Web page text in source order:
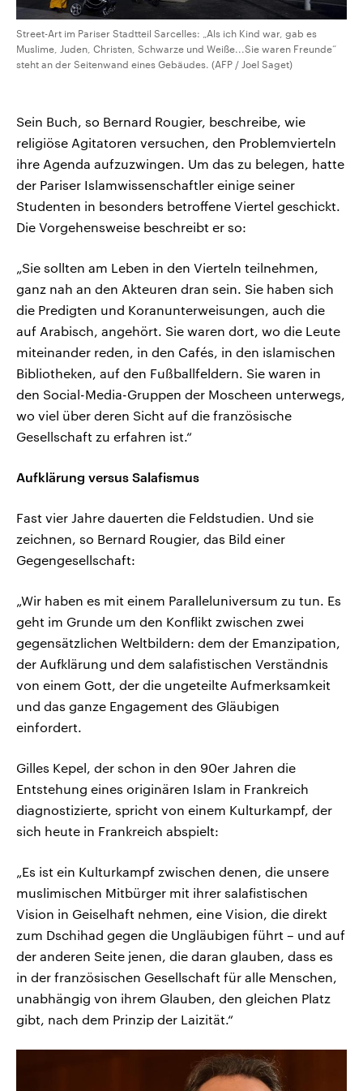
Street-Art im Pariser Stadtteil Sarcelles: „Als ich Kind war, gab es
Muslime, Juden, Christen, Schwarze und Weiße...Sie waren Freunde“
steht an der Seitenwand eines Gebäudes. (AFP / Joel Saget)
Sein Buch, so Bernard Rougier, beschreibe, wie
religiöse Agitatoren versuchen, den Problemvierteln
ihre Agenda aufzuzwingen. Um das zu belegen, hatte
der Pariser Islamwissenschaftler einige seiner
Studenten in besonders betroffene Viertel geschickt.
Die Vorgehensweise beschreibt er so:
„Sie sollten am Leben in den Vierteln teilnehmen,
ganz nah an den Akteuren dran sein. Sie haben sich
die Predigten und Koranunterweisungen, auch die
auf Arabisch, angehört. Sie waren dort, wo die Leute
miteinander reden, in den Cafés, in den islamischen
Bibliotheken, auf den Fußballfeldern. Sie waren in
den Social-Media-Gruppen der Moscheen unterwegs,
wo viel über deren Sicht auf die französische
Gesellschaft zu erfahren ist.“
Aufklärung versus Salafismus
Fast vier Jahre dauerten die Feldstudien. Und sie
zeichnen, so Bernard Rougier, das Bild einer
Gegengesellschaft:
„Wir haben es mit einem Paralleluniversum zu tun. Es
geht im Grunde um den Konflikt zwischen zwei
gegensätzlichen Weltbildern: dem der Emanzipation,
der Aufklärung und dem salafistischen Verständnis
von einem Gott, der die ungeteilte Aufmerksamkeit
und das ganze Engagement des Gläubigen
einfordert.
Gilles Kepel, der schon in den 90er Jahren die
Entstehung eines originären Islam in Frankreich
diagnostizierte, spricht von einem Kulturkampf, der
sich heute in Frankreich abspielt:
„Es ist ein Kulturkampf zwischen denen, die unsere
muslimischen Mitbürger mit ihrer salafistischen
Vision in Geiselhaft nehmen, eine Vision, die direkt
zum Dschihad gegen die Ungläubigen führt – und auf
der anderen Seite jenen, die daran glauben, dass es
in der französischen Gesellschaft für alle Menschen,
unabhängig von ihrem Glauben, den gleichen Platz
gibt, nach dem Prinzip der Laizität.“